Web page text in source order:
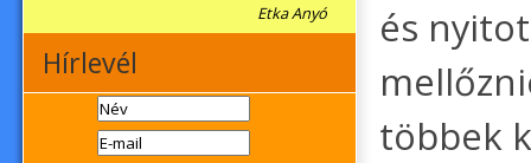
Etka Anyó
Hírlevél
és
többek